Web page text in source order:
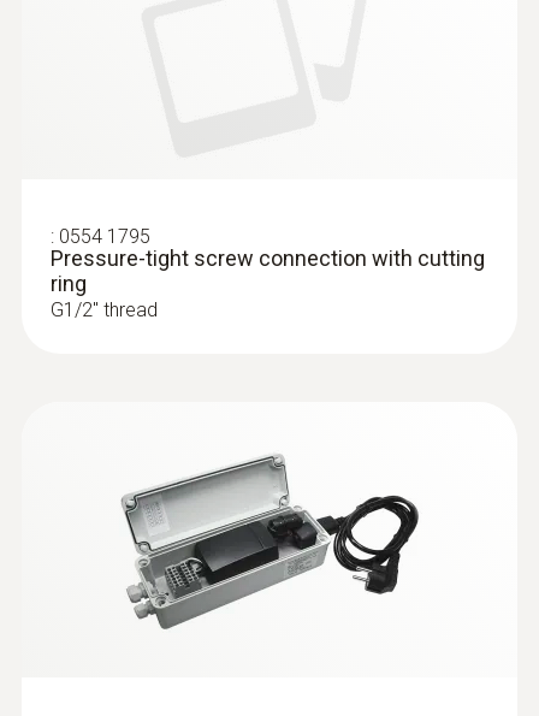
: 0554 1795
Pressure-tight screw connection with cutting
ring
G1/2'' thread